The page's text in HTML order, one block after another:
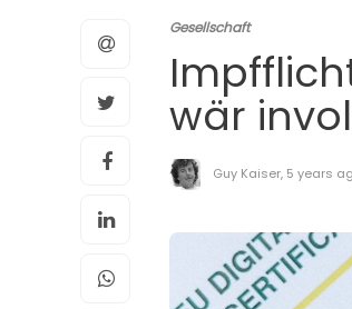
Gesellschaft
wär
Guy Kaiser, 5 years